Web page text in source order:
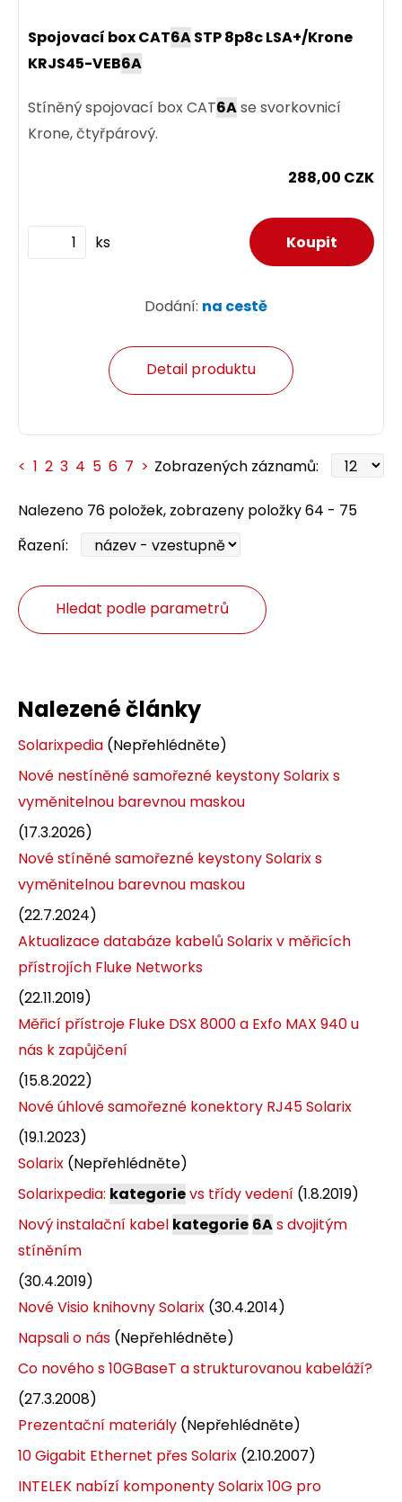
Spojovací box CAT6ASTP 8p8c LSA+/Krone
KRJS45-VEB6A
Stíněný spojovací box CAT6Ase svorkovnicí
Krone, čtyřpárový.
288,00 CZK
ks
Dodání: na cestě
Detail produktu
< 1 2 3 4 5 6 7 > Zobrazených záznamů:
Nalezeno 76 položek, zobrazeny položky 64 - 75
Řazení:
Hledat podle parametrů
Nalezené články
Solarixpedia (Nepřehlédněte)
Nové nestíněné samořezné keystony Solarix s
vyměnitelnou barevnou maskou
(17.3.2026)
Nové stíněné samořezné keystony Solarix s
vyměnitelnou barevnou maskou
(22.7.2024)
Aktualizace databáze kabelů Solarix v měřicích
přístrojích Fluke Networks
(22.11.2019)
Měřicí přístroje Fluke DSX 8000 a Exfo MAX 940 u
nás k zapůjčení
(15.8.2022)
Nové úhlové samořezné konektory RJ45 Solarix
(19.1.2023)
Solarix (Nepřehlédněte)
Solarixpedia: kategorievs třídy vedení (1.8.2019)
Nový instalační kabel kategorie 6As dvojitým
stíněním
(30.4.2019)
Nové Visio knihovny Solarix (30.4.2014)
Napsali o nás (Nepřehlédněte)
Co nového s 10GBaseT a strukturovanou kabeláží?
(27.3.2008)
Prezentační materiály (Nepřehlédněte)
10 Gigabit Ethernet přes Solarix (2.10.2007)
INTELEK nabízí komponenty Solarix 10G pro